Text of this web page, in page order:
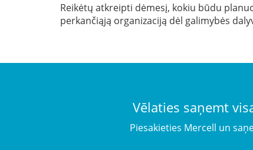
Reikėtų atkreipti dėmesį, kokiu būdu
perkančiąją organizaciją dėl galimybės
Vēlaties saņemt
Piesakieties Mercell un